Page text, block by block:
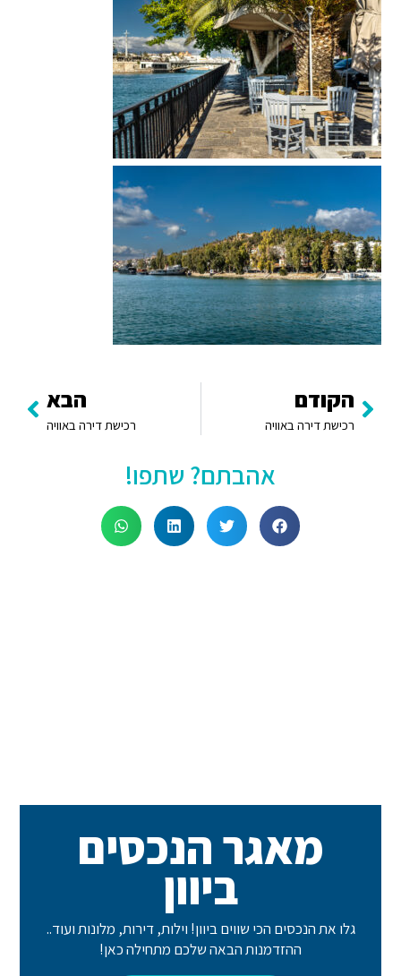
הקודם
רכישת דירה באוויה
הבא
רכישת דירה באוויה
אהבתם? שתפו!
מאגר הנכסים
ביוון
גלו את הנכסים הכי שווים ביוון! וילות, דירות, מלונות ועוד..
ההזדמנות הבאה שלכם מתחילה כאן!